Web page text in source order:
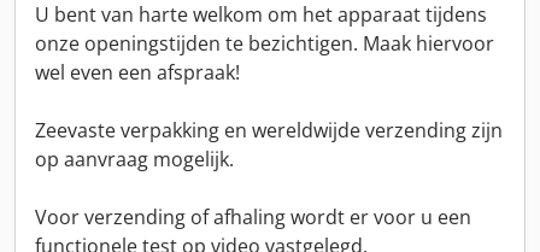
U bent van harte welkom om het apparaat tijdens
onze openingstijden te bezichtigen. Maak hiervoor
wel even een afspraak!
Zeevaste verpakking en wereldwijde verzending zijn
op aanvraag mogelijk.
Voor verzending of afhaling wordt er voor u een
functionele test op video vastgelegd.